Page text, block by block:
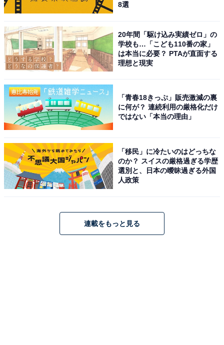
1 2
8選
20年間「駆け込み実績ゼロ」の
学校も…「こども110番の家」
は本当に必要？ PTAが直面する
理想と現実
「青春18きっぷ」販売激減の裏
に何が？ 連続利用の厳格化だけ
ではない「本当の理由」
「移民」に冷たいのはどっちな
のか？ スイスの厳格過ぎる学歴
選別と、日本の曖昧過ぎる外国
人政策
連載をもっと見る